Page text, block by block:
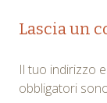
Post
Lascia un
Il tuo indirizzo
obbligatori